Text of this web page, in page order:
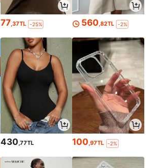
77,37TL -25% 560,82TL -2%
430,77TL 100,97TL -2%